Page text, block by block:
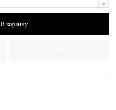
В корзину